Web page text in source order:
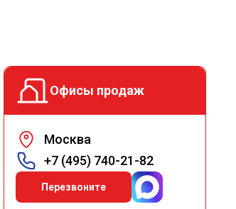
Офисы продаж
Москва
+7 (495) 740-21-82
Перезвоните